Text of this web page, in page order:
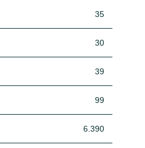
35
30
39
99
6.390